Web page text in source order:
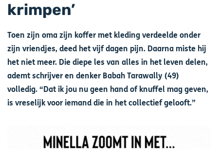
krimpen’
Toen zijn oma zijn koffer met kleding verdeelde onder
zijn vriendjes, deed het vijf dagen pijn. Daarna miste hij
het niet meer. Die diepe les van alles in het leven delen,
ademt schrijver en denker Babah Tarawally (49)
volledig. “Dat ik jou nu geen hand of knuffel mag geven,
is vreselijk voor iemand die in het collectief gelooft.”